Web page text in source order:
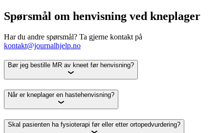
Spørsmål om henvisning ved kneplager
Har du andre spørsmål? Ta gjerne kontakt på
kontakt@journalhjelp.no
Bør jeg bestille MR av kneet før henvisning?
Når er kneplager en hastehenvisning?
Skal pasienten ha fysioterapi før eller etter ortopedvurdering?